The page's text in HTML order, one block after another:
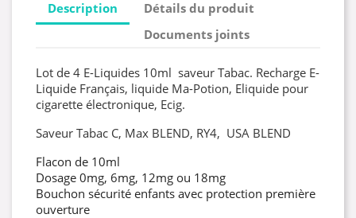
Description
Détails du produit
Documents joints
Lot de 4 E-Liquides 10ml saveur Tabac. Recharge E-
Liquide Français, liquide Ma-Potion, Eliquide pour
cigarette électronique, Ecig.
Saveur Tabac C, Max BLEND, RY4, USA BLEND
Flacon de 10ml
Dosage 0mg, 6mg, 12mg ou 18mg
Bouchon sécurité enfants avec protection première
ouverture